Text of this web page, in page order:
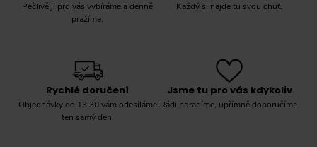
Pečlivě ji pro vás vybíráme a denně
pražíme.
Každý si najde tu svou chuť.
Rychlé doručení
Objednávky do 13:30 vám odesíláme
ten samý den.
Jsme tu pro vás kdykoliv
Rádi poradíme, upřímně doporučíme.